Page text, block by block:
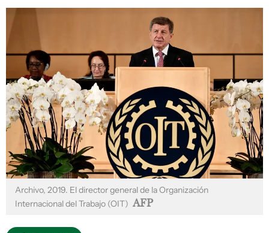
Archivo, 2019. El director general de la Organización
Internacional del Trabajo (OIT) AFP